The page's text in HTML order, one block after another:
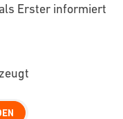
Erster informiert